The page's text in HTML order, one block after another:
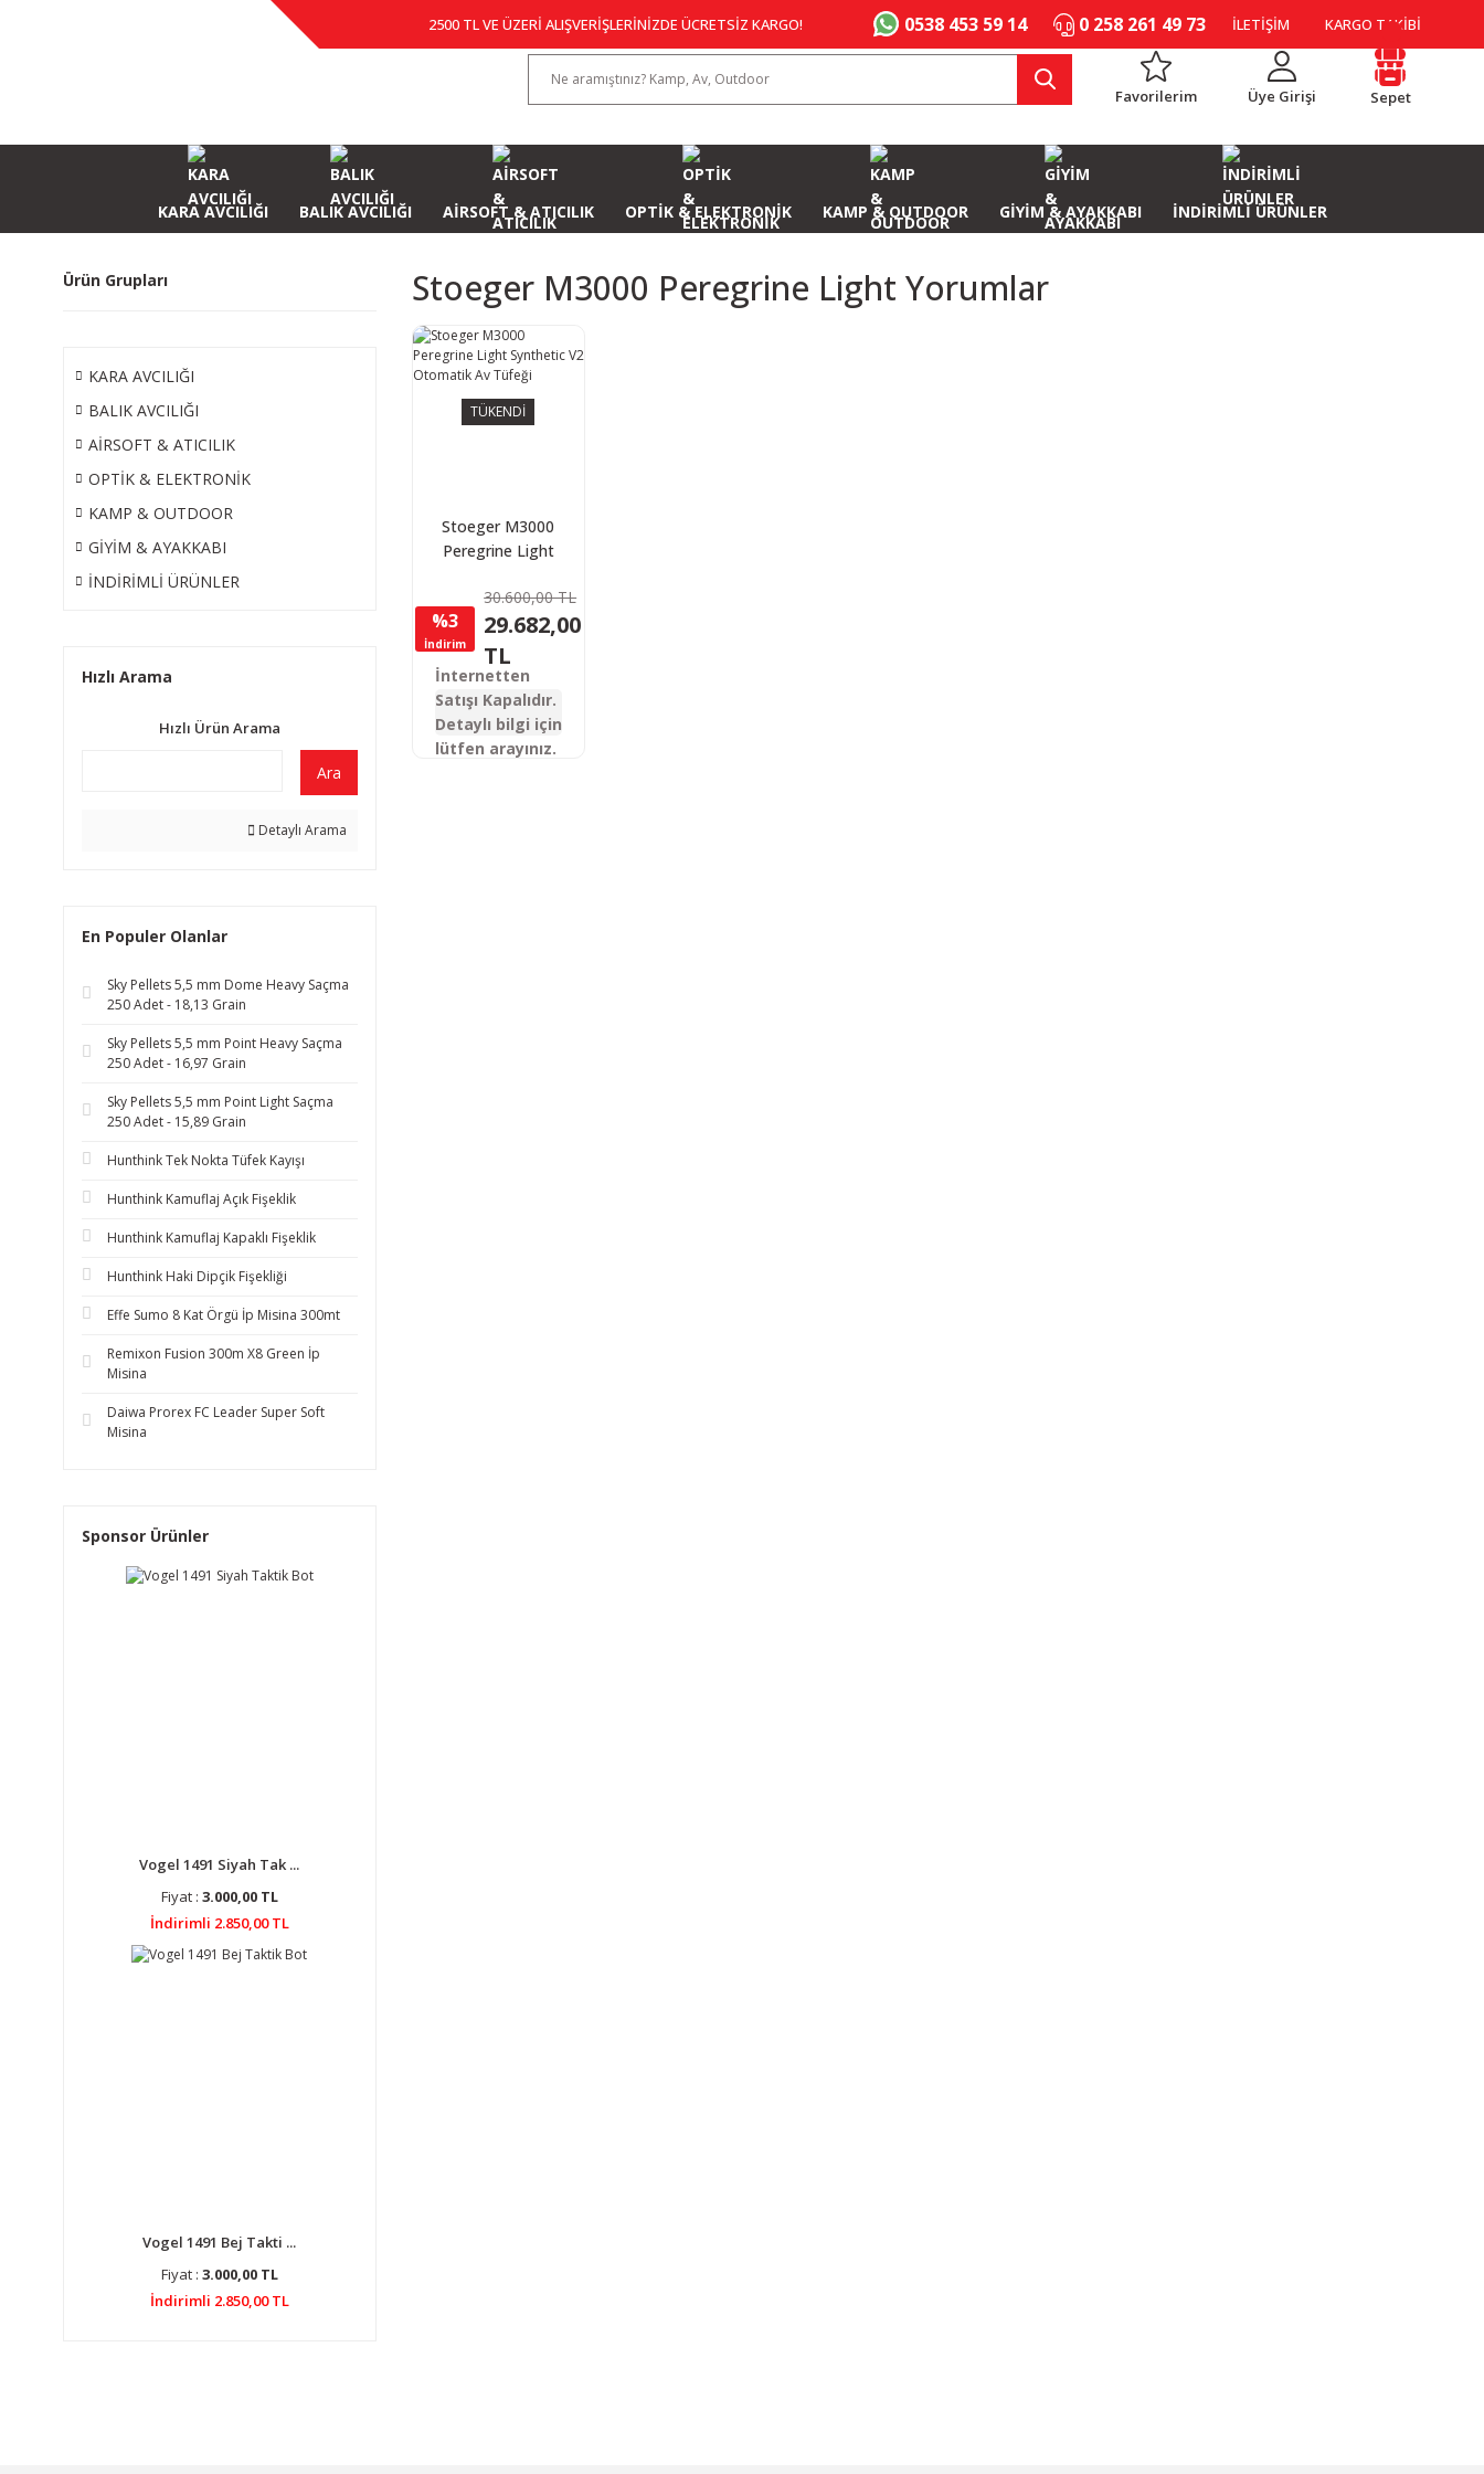
2500 TL VE ÜZERİ ALIŞVERİŞLERİNİZDE ÜCRETSİZ KARGO! 0538 453 59 14 0 258 261 49 73 İLETİŞİM KARGO TAKİBİ
Favorilerim Üye Girişi Sepet
KARA AVCILIĞI BALIK AVCILIĞI AİRSOFT & ATICILIK OPTİK & ELEKTRONİK KAMP & OUTDOOR GİYİM & AYAKKABI İNDİRİMLİ ÜRÜNLER
Ürün Grupları
KARA AVCILIĞI
BALIK AVCILIĞI
AİRSOFT & ATICILIK
OPTİK & ELEKTRONİK
KAMP & OUTDOOR
GİYİM & AYAKKABI
İNDİRİMLİ ÜRÜNLER
Hızlı Arama
Hızlı Ürün Arama
Ara
Detaylı Arama
En Populer Olanlar
Sky Pellets 5,5 mm Dome Heavy Saçma
250 Adet - 18,13 Grain
Sky Pellets 5,5 mm Point Heavy Saçma
250 Adet - 16,97 Grain
Sky Pellets 5,5 mm Point Light Saçma
250 Adet - 15,89 Grain
Hunthink Tek Nokta Tüfek Kayışı
Hunthink Kamuflaj Açık Fişeklik
Hunthink Kamuflaj Kapaklı Fişeklik
Hunthink Haki Dipçik Fişekliği
Effe Sumo 8 Kat Örgü İp Misina 300mt
Remixon Fusion 300m X8 Green İp
Misina
Daiwa Prorex FC Leader Super Soft
Misina
Sponsor Ürünler
Vogel 1491 Siyah Tak ...
Fiyat : 3.000,00 TL
İndirimli 2.850,00 TL
Vogel 1491 Bej Takti ...
Fiyat : 3.000,00 TL
İndirimli 2.850,00 TL
Stoeger M3000 Peregrine Light Yorumlar
TÜKENDİ
Stoeger M3000
Peregrine Light
Otomatik Av
Tüfeği
%3
İndirim
30.600,00 TL
29.682,00
TL
İnternetten
Satışı Kapalıdır.
Detaylı bilgi için
lütfen arayınız.